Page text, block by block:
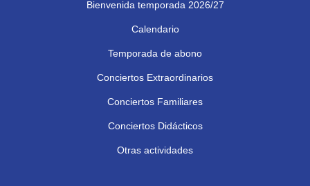
Bienvenida temporada 2026/27
Calendario
Temporada de abono
Conciertos Extraordinarios
Conciertos Familiares
Conciertos Didácticos
Otras actividades